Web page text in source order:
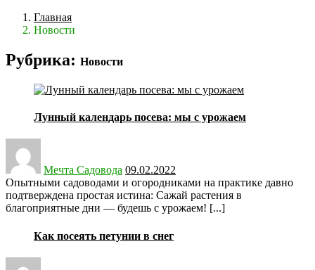
Главная
Новости
Рубрика: Новости
Лунный кaлeндaрь поceвa: мы с урожаем
Мечта Садовода 09.02.2022
Опытными садоводами и огородниками на практике давно
подтверждена простая истина: Сажай растения в
благоприятные дни — будешь с урожаем! [...]
Как посеять петунии в снег